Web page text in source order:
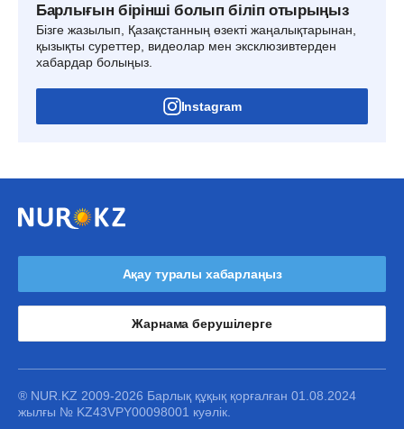
Барлығын бірінші болып біліп отырыңыз
Бізге жазылып, Қазақстанның өзекті жаңалықтарынан,
қызықты суреттер, видеолар мен эксклюзивтерден
хабардар болыңыз.
Instagram
Ақау туралы хабарлаңыз
Жарнама берушілерге
® NUR.KZ 2009-2026 Барлық құқық қорғалған 01.08.2024
жылғы № KZ43VPY00098001 куәлік.